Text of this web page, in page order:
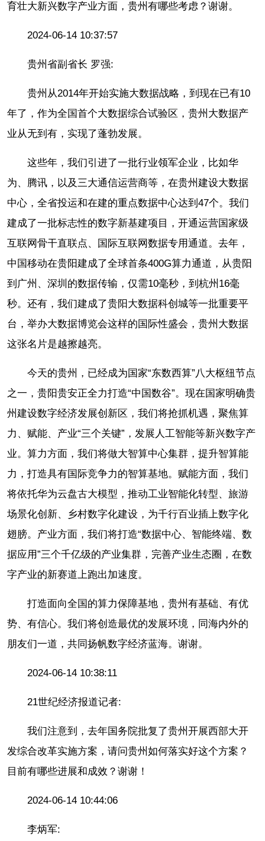
育壮大新兴数字产业方面，贵州有哪些考虑？谢谢。
2024-06-14 10:37:57
贵州省副省长 罗强:
贵州从2014年开始实施大数据战略，到现在已有10
年了，作为全国首个大数据综合试验区，贵州大数据产
业从无到有，实现了蓬勃发展。
这些年，我们引进了一批行业领军企业，比如华
为、腾讯，以及三大通信运营商等，在贵州建设大数据
中心，全省投运和在建的重点数据中心达到47个。我们
建成了一批标志性的数字新基建项目，开通运营国家级
互联网骨干直联点、国际互联网数据专用通道。去年，
中国移动在贵阳建成了全球首条400G算力通道，从贵阳
到广州、深圳的数据传输，仅需10毫秒，到杭州16毫
秒。还有，我们建成了贵阳大数据科创城等一批重要平
台，举办大数据博览会这样的国际性盛会，贵州大数据
这张名片是越擦越亮。
今天的贵州，已经成为国家“东数西算”八大枢纽节点
之一，贵阳贵安正全力打造“中国数谷”。现在国家明确贵
州建设数字经济发展创新区，我们将抢抓机遇，聚焦算
力、赋能、产业“三个关键”，发展人工智能等新兴数字产
业。算力方面，我们将做大智算中心集群，提升智算能
力，打造具有国际竞争力的智算基地。赋能方面，我们
将依托华为云盘古大模型，推动工业智能化转型、旅游
场景化创新、乡村数字化建设，为千行百业插上数字化
翅膀。产业方面，我们将打造“数据中心、智能终端、数
据应用”三个千亿级的产业集群，完善产业生态圈，在数
字产业的新赛道上跑出加速度。
打造面向全国的算力保障基地，贵州有基础、有优
势、有信心。我们将创造最优的发展环境，同海内外的
朋友们一道，共同扬帆数字经济蓝海。谢谢。
2024-06-14 10:38:11
21世纪经济报道记者:
我们注意到，去年国务院批复了贵州开展西部大开
发综合改革实施方案，请问贵州如何落实好这个方案？
目前有哪些进展和成效？谢谢！
2024-06-14 10:44:06
李炳军: